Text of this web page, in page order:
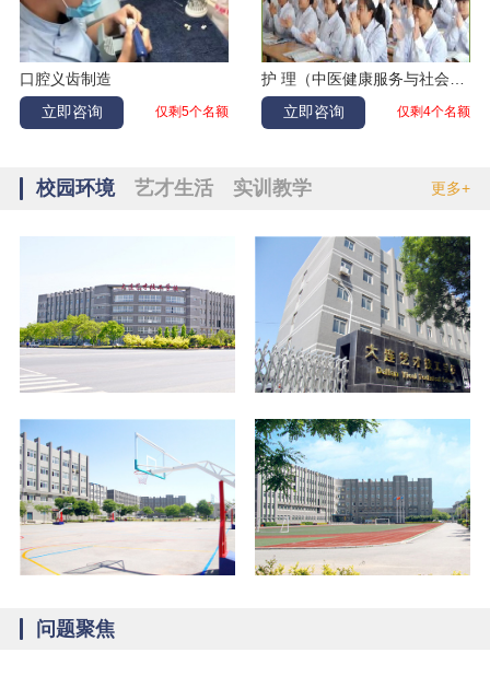
口腔义齿制造
立即咨询
仅剩5个名额
立即咨询
仅剩4个名额
校园环境 艺才生活 实训教学 更多+
问题聚焦
马子雯 幼儿教育 黑龙江鹤岗
徐鑫 幼儿教育 辽宁大连
孙仁伟
王安平
苏巧薇 休闲体育
张立平 辽宁大连
辽宁大连
杨丰铭 计算机应用 内蒙古赤峰
李艺涵 幼儿教育 辽宁铁岭
于涛运 黑龙江大兴安岭
姚易峰 汽修 辽宁大连
赵忠杭 日护
焦海 物流 吉林松原
朱宪廷 汽车维修 辽宁葫芦岛
刘星皓
王悦